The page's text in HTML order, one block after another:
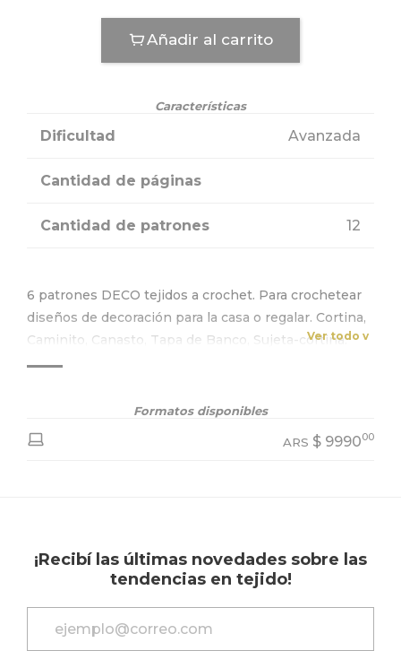
Añadir al carrito
Características
Dificultad Avanzada
Cantidad de páginas
Cantidad de patrones 12
6 patrones DECO tejidos a crochet. Para crochetear
diseños de decoración para la casa o regalar. Cortina,
Caminito, Canasto, Tapa de Banco, Sujeta-cortina.
Ver todo v
Formatos disponibles
ARS $ 999000
¡Recibí las últimas novedades sobre las
tendencias en tejido!